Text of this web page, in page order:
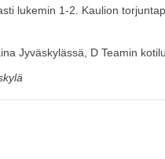
lukemin 1-2. Kaulion
Jyväskylässä, D Teamin